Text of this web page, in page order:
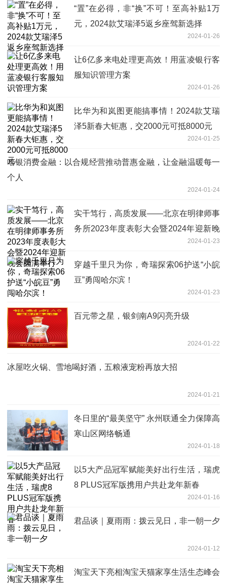
“置”在必得，非“换”不可！至高补贴1万
元，2024款艾瑞泽5返乡座驾新选择
2024-01-26
让6亿多来电处理更高效！用蓝凌银行客
服知识管理方案
2024-01-26
比华为和岚图更能搞事情！2024款艾瑞
泽5新春大钜惠，交2000元可抵8000元
2024-01-25
哈银消费金融：以合规经营推动普惠金融，让金融温暖每一
个人
2024-01-24
实干笃行，高质发展——北京在明律师事
务所2023年度表彰大会暨2024年迎新晚
2024-01-23
穿越千里只为你，奇瑞探索06护送“小皖
豆”勇闯哈尔滨！
2024-01-23
百元带之星，银剑南A9闪亮升级
2024-01-22
冰屋吃火锅、雪地喝好酒，五粮液宠粉再放大招
2024-01-21
冬日里的“最美坚守” 永州联通全力保障高
寒山区网络畅通
2024-01-18
以5大产品冠军赋能美好出行生活，瑞虎
8 PLUS冠军版携用户共赴龙年新春
2024-01-16
君品谈｜夏雨雨：拨云见日，非一朝一夕
2024-01-12
淘宝天下亮相淘宝天猫家享生活生态峰会